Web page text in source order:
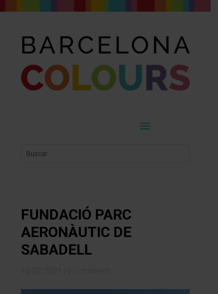
FUNDACIÓ PARC
AERONÀUTIC DE
SABADELL